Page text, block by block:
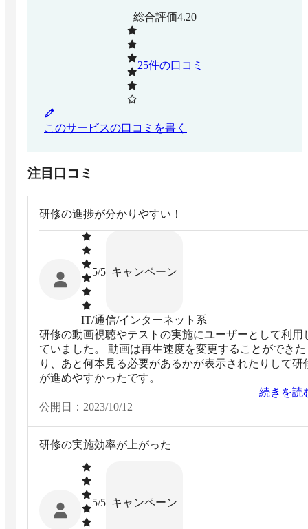
総合評価4.20
25件の口コミ
このサービスの口コミを書く
注目口コミ
研修の進捗が分かりやすい！
5/5 キャンペーン
IT/通信/インターネット系
研修の動画視聴やテストの実施にユーザーとして利用
ていました。 動画は再生速度を変更することができた
り、あと何本見る必要があるかが表示されたりして研
が進めやすかったです。
続きを読
公開日： 2023/10/12
研修の実施効率が上がった
5/5 キャンペーン